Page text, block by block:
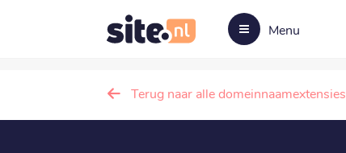
Menu
Terug naar alle domeinnaamextensies